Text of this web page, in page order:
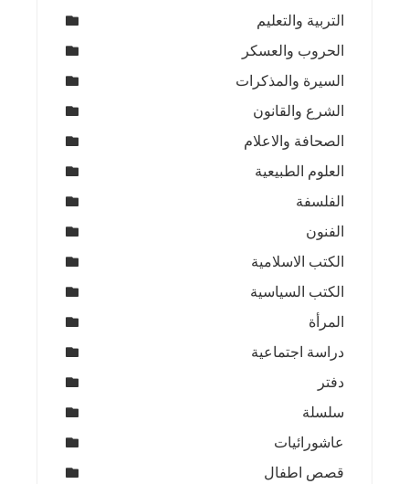
التربية والتعليم
الحروب والعسكر
السيرة والمذكرات
الشرع والقانون
الصحافة والاعلام
العلوم الطبيعية
الفلسفة
الفنون
الكتب الاسلامية
الكتب السياسية
المرأة
دراسة اجتماعية
دفتر
سلسلة
عاشورائيات
قصص اطفال